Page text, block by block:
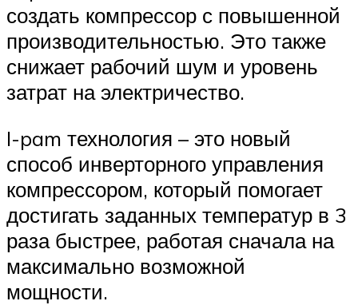
создать компрессор с повышенной
производительностью. Это также
снижает рабочий шум и уровень
затрат на электричество.
I-pam технология – это новый
способ инверторного управления
компрессором, который помогает
достигать заданных температур в 3
раза быстрее, работая сначала на
максимально возможной
мощности.